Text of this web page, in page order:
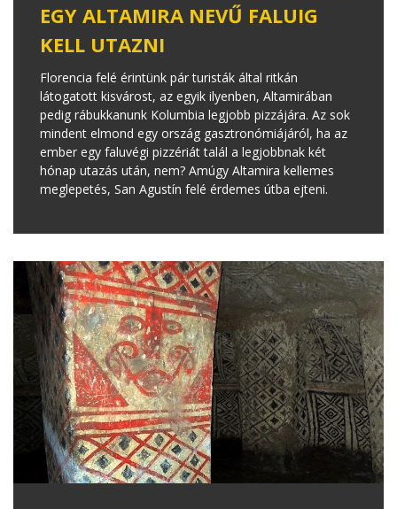
EGY ALTAMIRA NEVŰ FALUIG
KELL UTAZNI
Florencia felé érintünk pár turisták által ritkán
látogatott kisvárost, az egyik ilyenben, Altamirában
pedig rábukkanunk Kolumbia legjobb pizzájára. Az sok
mindent elmond egy ország gasztronómiájáról, ha az
ember egy faluvégi pizzériát talál a legjobbnak két
hónap utazás után, nem? Amúgy Altamira kellemes
meglepetés, San Agustín felé érdemes útba ejteni.